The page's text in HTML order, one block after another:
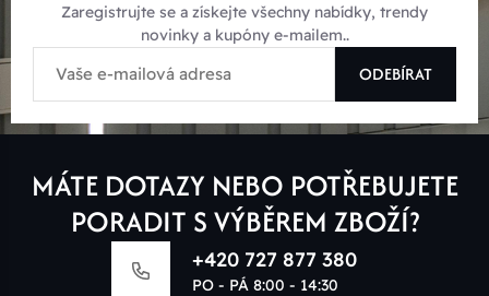
Zaregistrujte se a získejte všechny nabídky, trendy
novinky a kupóny e-mailem..
ODEBÍRAT
MÁTE DOTAZY NEBO POTŘEBUJETE
PORADIT S VÝBĚREM ZBOŽÍ?
+420 727 877 380
PO - PÁ 8:00 - 14:30